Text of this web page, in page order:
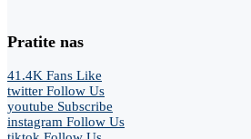
Pratite nas
41.4K Fans Like
twitter Follow Us
youtube Subscribe
instagram Follow Us